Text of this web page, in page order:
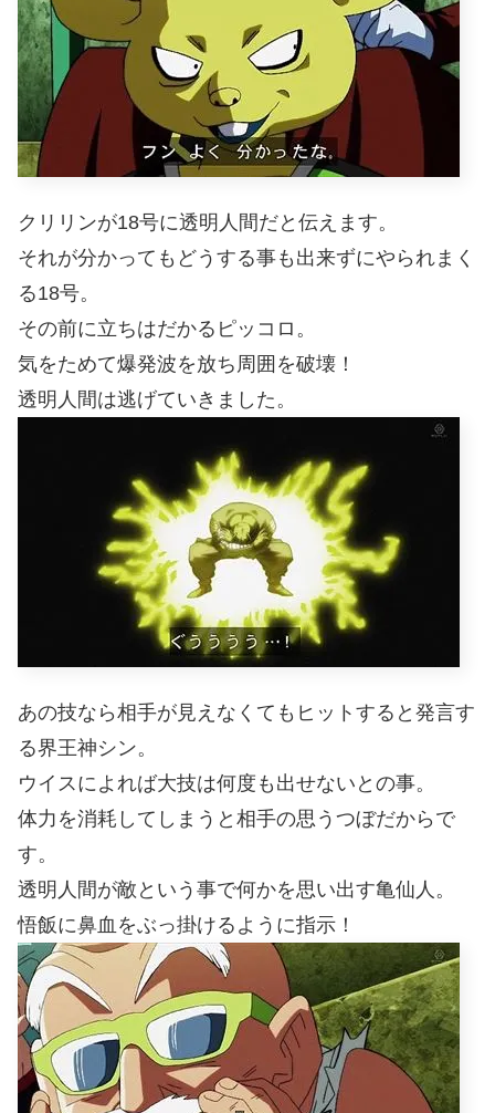
クリリンが18号に透明人間だと伝えます。
それが分かってもどうする事も出来ずにやられまく
る18号。
その前に立ちはだかるピッコロ。
気をためて爆発波を放ち周囲を破壊！
透明人間は逃げていきました。
あの技なら相手が見えなくてもヒットすると発言す
る界王神シン。
ウイスによれば大技は何度も出せないとの事。
体力を消耗してしまうと相手の思うつぼだからで
す。
透明人間が敵という事で何かを思い出す亀仙人。
悟飯に鼻血をぶっ掛けるように指示！